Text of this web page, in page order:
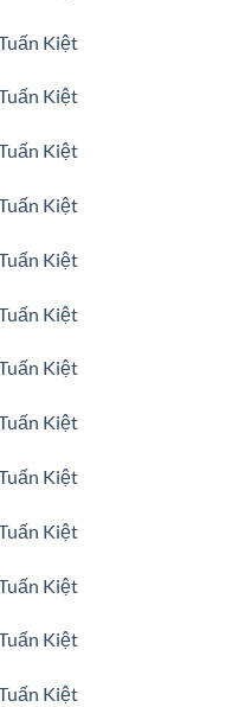
Kiệt
Kiệt
Kiệt
Kiệt
Kiệt
Kiệt
Kiệt
Kiệt
Kiệt
Kiệt
Kiệt
Kiệt
Kiệt